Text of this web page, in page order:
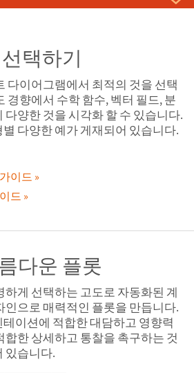
택하기
다이어그램에서 최적의 것을 선택
경향에서 수학 함수, 벡터 필드, 분
다양한 것을 시각화 할 수 있습니다.
다양한 예가 게재되어 있습니다.
이드
드
다운 플롯
하게 선택하는 고도로 자동화된 계
인으로 매력적인 플롯을 만듭니다.
이션에 적합한 대담하고 영향력
합한 상세하고 통찰을 촉구하는 것
있습니다.